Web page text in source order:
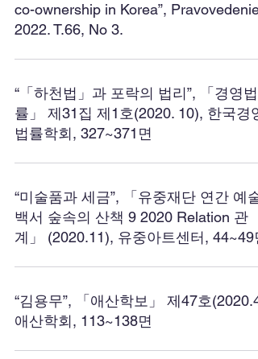
co-ownership in Korea”, Pravovedenie.
2022. T.66, No 3.
“「하천법」과 포락의 법리”, 「경영법
률」 제31집 제1호(2020. 10), 한국경영
법률학회, 327~371면
“미술품과 세금”, 「유중재단 연간 예술
백서 숲속의 산책 9 2020 Relation 관
계」 (2020.11), 유중아트센터, 44~49
“김용무”, 「애산학보」 제47호
애산학회, 113~138면